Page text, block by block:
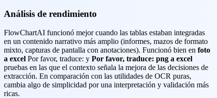
Análisis de rendimiento
FlowChartAI funcionó mejor cuando las tablas estaban integradas
en un contenido narrativo más amplio (informes, mazos de formato
mixto, capturas de pantalla con anotaciones). Funcionó bien en foto
a excel Por favor, traduce: y Por favor, traduce: png a excel
pruebas en las que el contexto señala la mejora de las decisiones de
extracción. En comparación con las utilidades de OCR puras,
cambia algo de simplicidad por una interpretación y validación más
ricas.